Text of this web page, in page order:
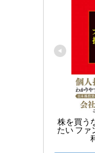
株を買う
たい ファ